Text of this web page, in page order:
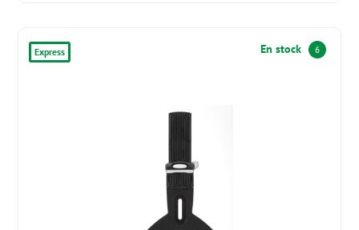
Express En stock 6